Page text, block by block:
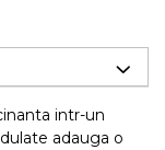
intr-un
adauga o